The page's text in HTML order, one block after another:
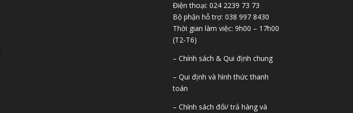
Điện thoại: 024 2239 73 73
Bộ phận hỗ trợ: 038 997 8430
Thời gian làm việc: 9h00 – 17h00
(T2-T6)
– Chính sách & Qui định chung
– Qui định và hình thức thanh
toán
– Chính sách đổi/ trả hàng và